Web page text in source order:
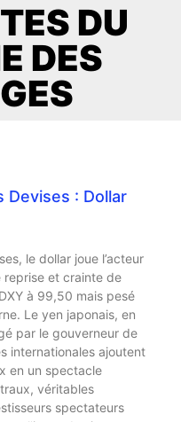
DU
DES
Devises : Dollar
le dollar joue l’acteur
et crainte de
à 99,50 mais pesé
Le yen japonais, en
par le gouverneur de
internationales ajoutent
en un spectacle
véritables
spectateurs